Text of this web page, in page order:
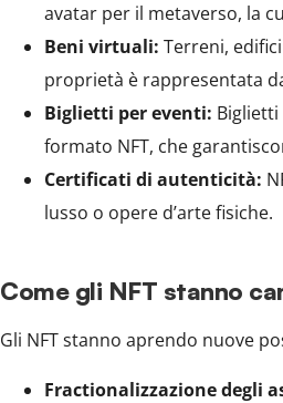
avatar per il metaverso, la
Beni virtuali: Terreni,
proprietà è rappresentata
Biglietti per eventi:
formato NFT, che
Certificati di autenticità:
lusso o opere d’arte fisiche.
Come gli NFT stanno
Gli NFT stanno aprendo nuove
Fractionalizzazione degli